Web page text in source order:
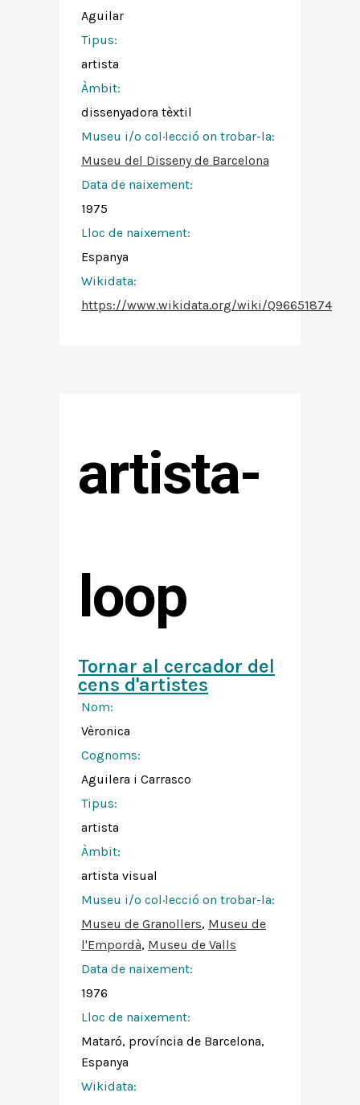
Aguilar
Tipus:
artista
Àmbit:
dissenyadora tèxtil
Museu i/o col·lecció on trobar-la:
Museu del Disseny de Barcelona
Data de naixement:
1975
Lloc de naixement:
Espanya
Wikidata:
https://www.wikidata.org/wiki/Q96651874
artista-
loop
Tornar al cercador del
cens d'artistes
Nom:
Vèronica
Cognoms:
Aguilera i Carrasco
Tipus:
artista
Àmbit:
artista visual
Museu i/o col·lecció on trobar-la:
Museu de Granollers, Museu de
l'Empordà, Museu de Valls
Data de naixement:
1976
Lloc de naixement:
Mataró, província de Barcelona,
Espanya
Wikidata: